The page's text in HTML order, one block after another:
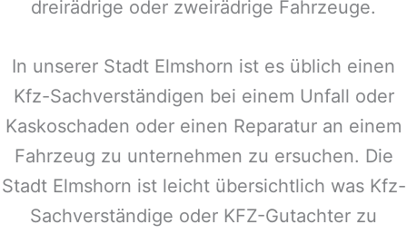
dreirädrige oder zweirädrige Fahrzeuge.
In unserer Stadt Elmshorn ist es üblich einen
Kfz-Sachverständigen bei einem Unfall oder
Kaskoschaden oder einen Reparatur an einem
Fahrzeug zu unternehmen zu ersuchen. Die
Stadt Elmshorn ist leicht übersichtlich was Kfz-
Sachverständige oder KFZ-Gutachter zu